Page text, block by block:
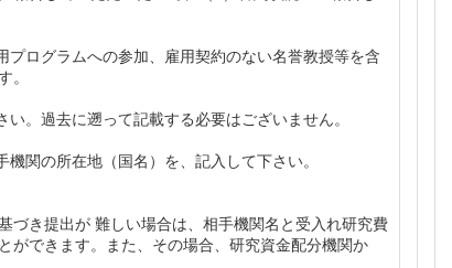
ログラムへの参加、雇用契約のない名誉教授等を含
。過去に遡って記載する必要はございません。
関の所在地（国名）を、記入して下さい。
づき提出が 難しい場合は、相手機関名と受入れ研究費
ができます。また、その場合、研究資金配分機関か